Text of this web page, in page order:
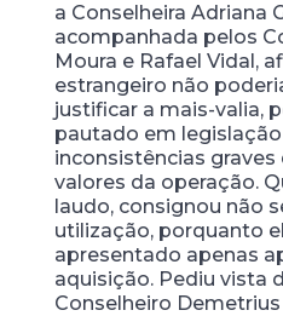
a Conselheira Adriana
acompanhada pelos
Moura e Rafael Vidal,
estrangeiro não
justificar a mais-valia,
pautado em
inconsistências
valores da operação.
laudo, consignou não
utilização, porquanto
apresentado apenas
aquisição. Pediu vista
Conselheiro Demetrius